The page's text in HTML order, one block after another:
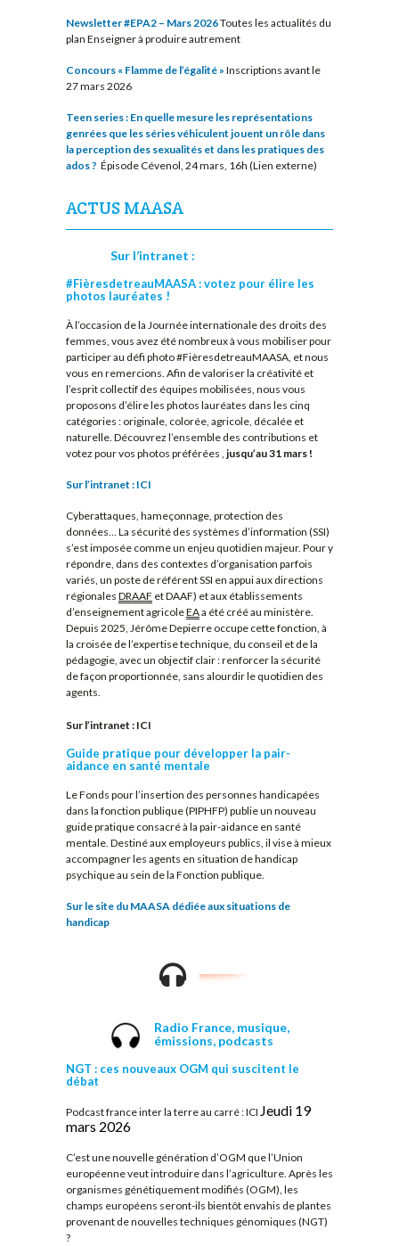
Newsletter #EPA2 – Mars 2026Toutes les actualités du
plan Enseigner à produire autrement
Concours « Flamme de l’égalité » Inscriptions avant le
27 mars 2026
Teen series : En quelle mesure les représentations
genrées que les séries véhiculent jouent un rôle dans
la perception des sexualités et dans les pratiques des
ados ? Épisode Cévenol, 24 mars, 16h (Lien externe)
ACTUS MAASA
Sur l’intranet :
#FièresdetreauMAASA : votez pour élire les
photos lauréates !
À l’occasion de la Journée internationale des droits des
femmes, vous avez été nombreux à vous mobiliser pour
participer au défi photo #FièresdetreauMAASA, et nous
vous en remercions. Afin de valoriser la créativité et
l’esprit collectif des équipes mobilisées, nous vous
proposons d’élire les photos lauréates dans les cinq
catégories : originale, colorée, agricole, décalée et
naturelle. Découvrez l’ensemble des contributions et
votez pour vos photos préférées , jusqu’au 31 mars !
Sur l’intranet : ICI
Cyberattaques, hameçonnage, protection des
données… La sécurité des systèmes d’information (SSI)
s’est imposée comme un enjeu quotidien majeur. Pour y
répondre, dans des contextes d’organisation parfois
variés, un poste de référent SSI en appui aux directions
régionales DRAAF et DAAF) et aux établissements
d’enseignement agricoleEAa été créé au ministère.
Depuis 2025, Jérôme Depierre occupe cette fonction, à
la croisée de l’expertise technique, du conseil et de la
pédagogie, avec un objectif clair : renforcer la sécurité
de façon proportionnée, sans alourdir le quotidien des
agents.
Sur l’intranet : ICI
Guide pratique pour développer la pair-
aidance en santé mentale
Le Fonds pour l’insertion des personnes handicapées
dans la fonction publique (PIPHFP) publie un nouveau
guide pratique consacré à la pair-aidance en santé
mentale. Destiné aux employeurs publics, il vise à mieux
accompagner les agents en situation de handicap
psychique au sein de la Fonction publique.
Sur le site du MAASA dédiée aux situations de
handicap
Radio France, musique,
émissions, podcasts
NGT : ces nouveaux OGM qui suscitent le
débat
Podcast france inter la terre au carré : ICI Jeudi 19
mars 2026
C’est une nouvelle génération d’OGM que l’Union
européenne veut introduire dans l’agriculture. Après les
organismes génétiquement modifiés (OGM), les
champs européens seront-ils bientôt envahis de plantes
provenant de nouvelles techniques génomiques (NGT)
?